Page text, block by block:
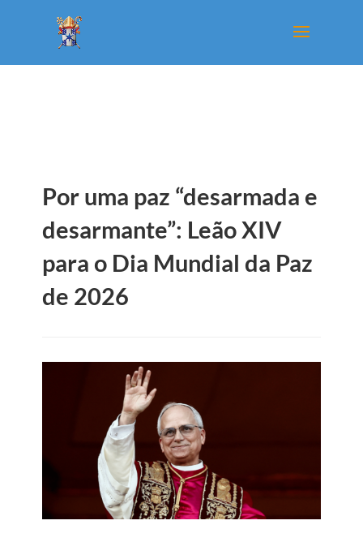
Por uma paz “desarmada e
desarmante”: Leão XIV
para o Dia Mundial da Paz
de 2026